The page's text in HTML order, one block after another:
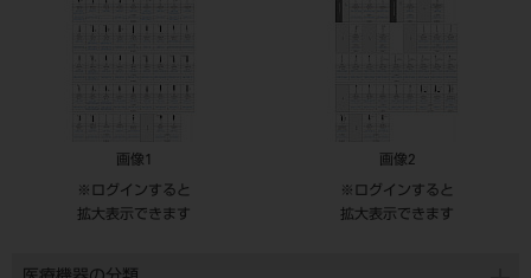
画像1
※ログインすると
拡大表示できます
画像2
※ログインすると
拡大表示できます